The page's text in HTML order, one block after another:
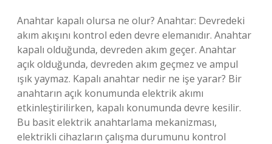
Anahtar kapalı olursa ne olur? Anahtar: Devredeki
akım akışını kontrol eden devre elemanıdır. Anahtar
kapalı olduğunda, devreden akım geçer. Anahtar
açık olduğunda, devreden akım geçmez ve ampul
ışık yaymaz. Kapalı anahtar nedir ne işe yarar? Bir
anahtarın açık konumunda elektrik akımı
etkinleştirilirken, kapalı konumunda devre kesilir.
Bu basit elektrik anahtarlama mekanizması,
elektrikli cihazların çalışma durumunu kontrol